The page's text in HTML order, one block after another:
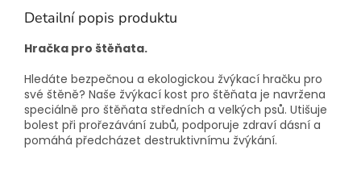
Detailní popis produktu
Hračka pro štěňata.
Hledáte bezpečnou a ekologickou žvýkací hračku pro
své štěně? Naše žvýkací kost pro štěňata je navržena
speciálně pro štěňata středních a velkých psů. Utišuje
bolest při prořezávání zubů, podporuje zdraví dásní a
pomáhá předcházet destruktivnímu žvýkání.